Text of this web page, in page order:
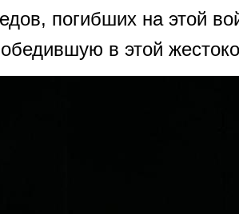
погибших на этой
в этой